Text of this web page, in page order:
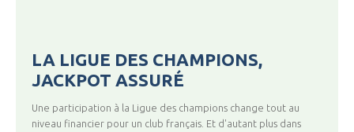
LA LIGUE DES CHAMPIONS,
JACKPOT ASSURÉ
Une participation à la Ligue des champions change tout au
niveau financier pour un club français. Et d'autant plus dans